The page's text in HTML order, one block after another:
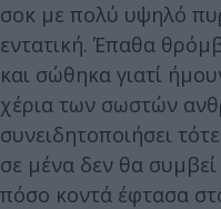
σοκ με πολύ υψηλό
εντατική. Έπαθα
και σώθηκα γιατί
χέρια των σωστών
συνειδητοποιήσει
σε μένα δεν θα
πόσο κοντά έφτασα